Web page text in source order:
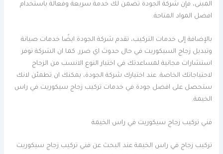
المبنى، فإن شركة الجودة تضمن لك خدمة سريعة وفعالة باستخدام
افضل المواد المتاحة.
بالإضافة إلى خدمات التركيب، تقدم شركة الجودة ايضًا خدمات صيانة
وتبديل زجاج السيكوريت في حال حدوث اي ضرر. كما ان الشركة توفر
استشارات مجانية لمساعدتك في اختيار النوع الانسب من الزجاج
لاحتياجاتك الخاصة. عند اختيارك شركة الجودة، يمكنك ان تطمئن لانك
ستحصل على افضل جودة في خدمات تركيب زجاج سيكوريت في راس
الخيمة.
فني تركيب زجاج سيكوريت في راس الخيمة
تركيب زجاج في راس الخيمة عند البحث عن فني تركيب زجاج سيكوريت